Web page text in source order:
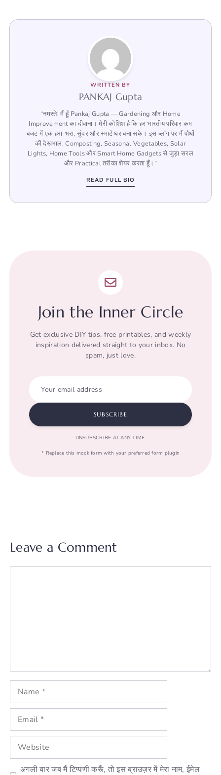
WRITTEN BY
PANKAJ Gupta
“नमस्ते! मैं हूँ Pankaj Gupta — Gardening और Home
Improvement का दीवाना। मेरी कोशिश है कि हर भारतीय परिवार कम
बजट में एक हरा-भरा, सुंदर और स्मार्ट घर बना सके। इस ब्लॉग पर मैं पौधों
की देखभाल, Composting, Seasonal Vegetables, Solar
Lights, Home Tools और Smart Home Gadgets से जुड़ा सरल
और Practical तरीका शेयर करता हूँ।”
READ FULL BIO
Join the Inner Circle
Get exclusive DIY tips, free printables, and weekly
inspiration delivered straight to your inbox. No
spam, just love.
Your email address
SUBSCRIBE
UNSUBSCRIBE AT ANY TIME.
* Replace this mock form with your preferred form plugin
Leave a Comment
Name
Email
Website
अगली बार जब मैं टिप्पणी करूँ, तो इस ब्राउज़र में मेरा नाम, ईमेल